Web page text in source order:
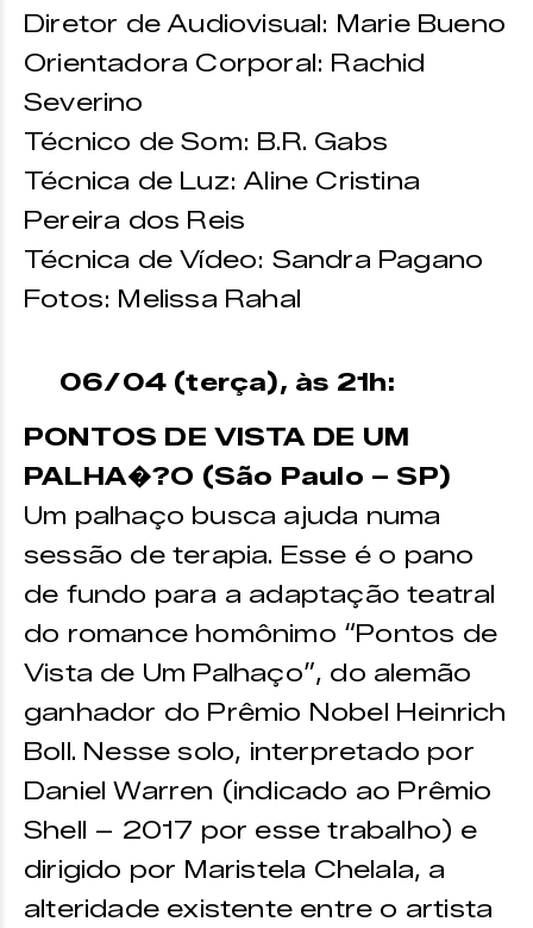
Diretor de Audiovisual: Marie Bueno
Orientadora Corporal: Rachid
Severino
Técnico de Som: B.R. Gabs
Técnica de Luz: Aline Cristina
Pereira dos Reis
Técnica de Vídeo: Sandra Pagano
Fotos: Melissa Rahal
06/04 (terça), às 21h:
PONTOS DE VISTA DE UM
PALHA�?O (São Paulo – SP)
Um palhaço busca ajuda numa
sessão de terapia. Esse é o pano
de fundo para a adaptação teatral
do romance homônimo “Pontos de
Vista de Um Palhaço”, do alemão
ganhador do Prêmio Nobel Heinrich
Boll. Nesse solo, interpretado por
Daniel Warren (indicado ao Prêmio
Shell – 2017 por esse trabalho) e
dirigido por Maristela Chelala, a
alteridade existente entre o artista